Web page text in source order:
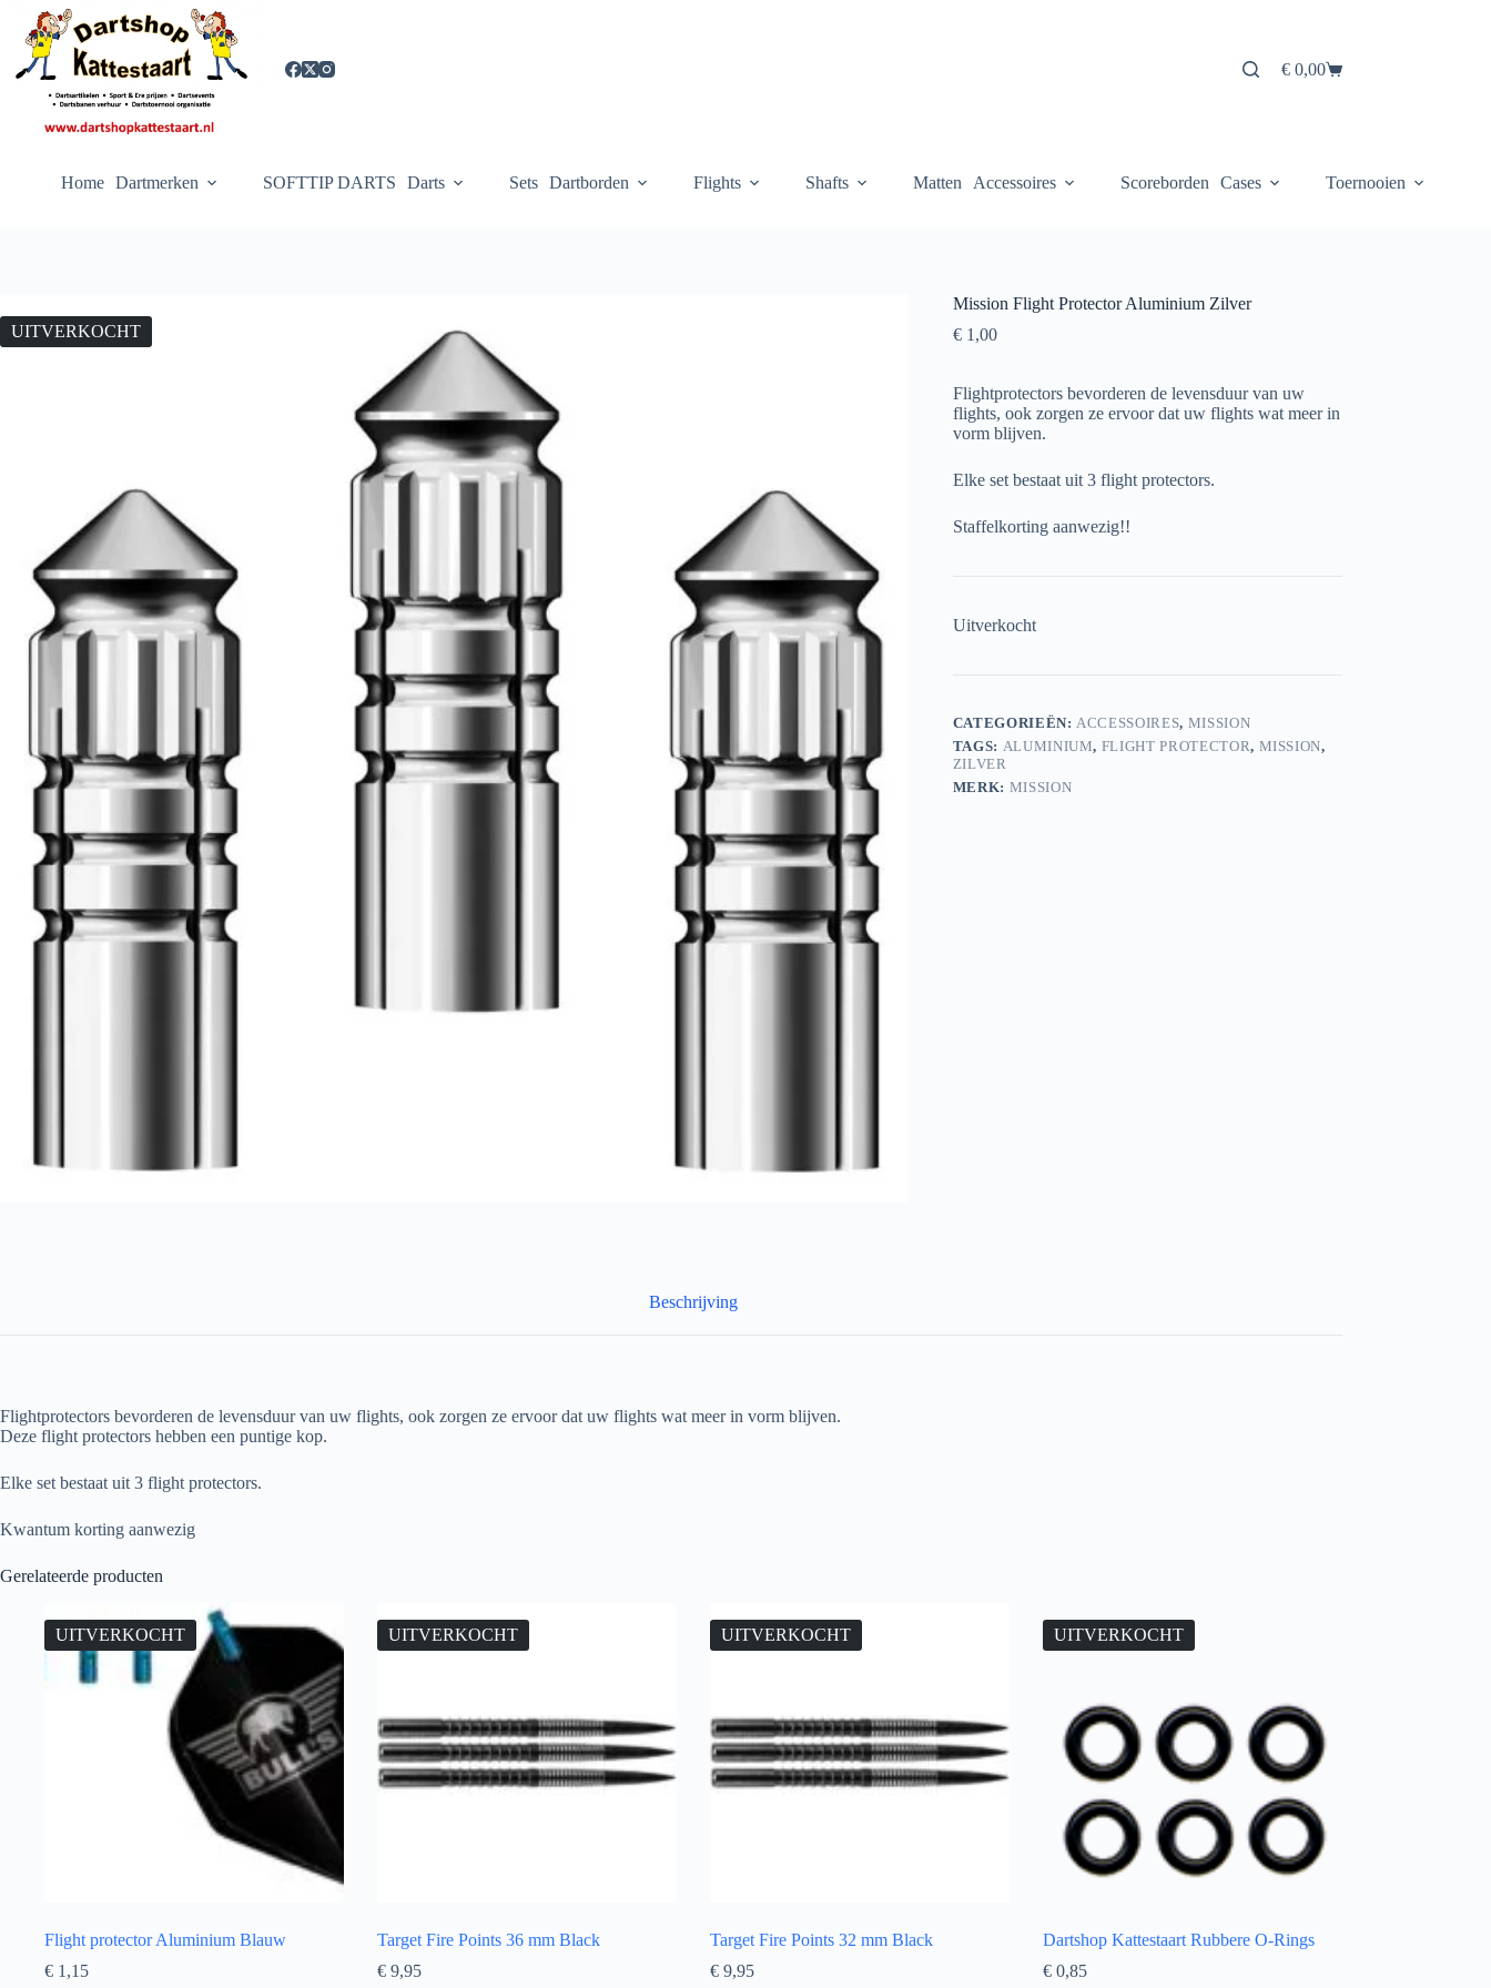
inhoud
Winkelwagen
€0,00
Home Dartmerken SOFTTIP DARTS Darts Sets Dartborden Flights Shafts Matten Accessoires Scoreborden Cases Toernooien
UITVERKOCHT
Mission Flight Protector Aluminium Zilver
€1,00
Flightprotectors bevorderen de levensduur van uw
flights, ook zorgen ze ervoor dat uw flights wat meer in
vorm blijven.
Elke set bestaat uit 3 flight protectors.
Staffelkorting aanwezig!!
Uitverkocht
CATEGORIEËN:ACCESSOIRES, MISSION
TAGS: ALUMINIUM, FLIGHT PROTECTOR, MISSION,
ZILVER
MERK: MISSION
Beschrijving
Flightprotectors bevorderen de levensduur van uw flights, ook zorgen ze ervoor dat uw flights wat meer in vorm blijven.
Deze flight protectors hebben een puntige kop.
Elke set bestaat uit 3 flight protectors.
Kwantum korting aanwezig
Gerelateerde producten
UITVERKOCHT
Flight protector Aluminium Blauw
€ 1,15
UITVERKOCHT
Target Fire Points 36 mm Black
€9,95
UITVERKOCHT
Target Fire Points 32 mm Black
€9,95
UITVERKOCHT
Dartshop Kattestaart Rubbere O-Rings
€0,85